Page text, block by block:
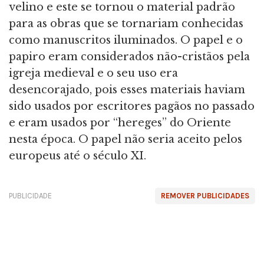
velino e este se tornou o material padrão
para as obras que se tornariam conhecidas
como manuscritos iluminados. O papel e o
papiro eram considerados não-cristãos pela
igreja medieval e o seu uso era
desencorajado, pois esses materiais haviam
sido usados ​​por escritores pagãos no passado
e eram usados ​​por “hereges” do Oriente
nesta época. O papel não seria aceito pelos
europeus até o século XI.
REMOVER PUBLICIDADES
PUBLICIDADE